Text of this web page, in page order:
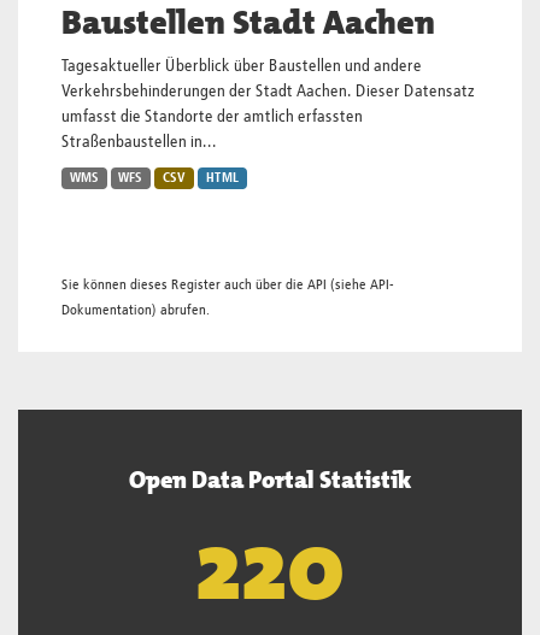
Baustellen Stadt Aachen
Tagesaktueller Überblick über Baustellen und andere
Verkehrsbehinderungen der Stadt Aachen. Dieser Datensatz
umfasst die Standorte der amtlich erfassten
Straßenbaustellen in...
WMS WFS CSV HTML
Sie können dieses Register auch über die API (siehe API-
Dokumentation) abrufen.
Open Data Portal Statistik
222